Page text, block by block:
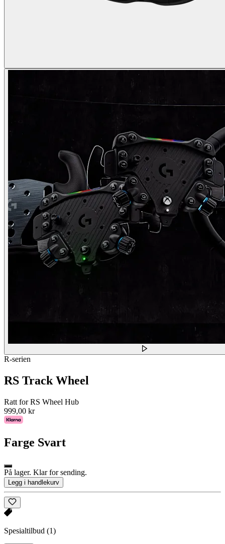
R-serien
RS Track Wheel
Ratt for RS Wheel Hub
999,00 kr
Farge Svart
På lager. Klar for sending.
Legg i handlekurv
Spesialtilbud (1)